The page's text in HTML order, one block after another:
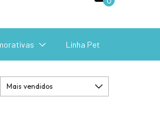
Linha Pet